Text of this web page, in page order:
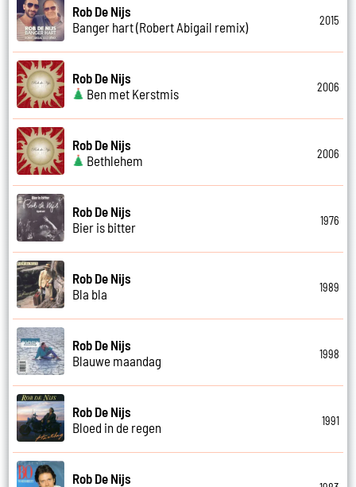
Rob De Nijs
Banger hart (Robert Abigail remix)
2015
Rob De Nijs
Ben met Kerstmis
2006
Rob De Nijs
Bethlehem
2006
Rob De Nijs
Bier is bitter
1976
Rob De Nijs
Bla bla
1989
Rob De Nijs
Blauwe maandag
1998
Rob De Nijs
Bloed in de regen
1991
Rob De Nijs